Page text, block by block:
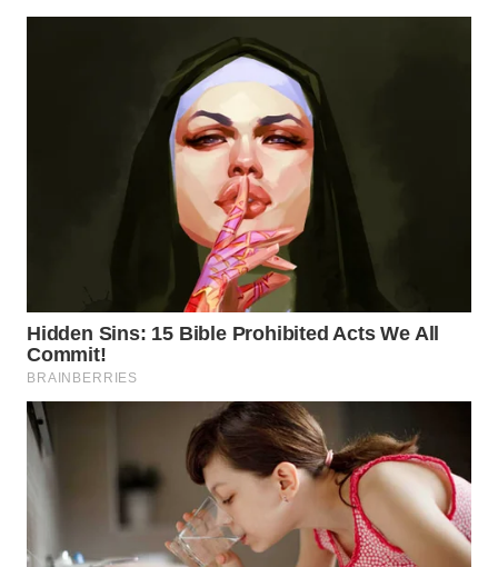
LIKUPANG
WN
LABUANBAJO
Wahana